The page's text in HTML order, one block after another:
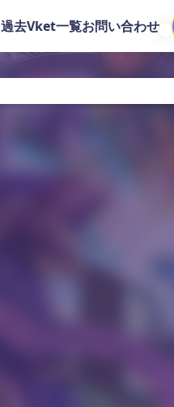
過去Vket一覧お問い合わせ